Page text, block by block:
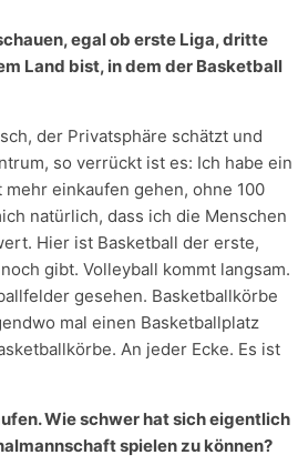
egal ob erste Liga, dritte
Land bist, in dem der Basketball
der Privatsphäre schätzt und
so verrückt ist es: Ich habe ein
einkaufen gehen, ohne 100
natürlich, dass ich die Menschen
Hier ist Basketball der erste,
gibt. Volleyball kommt langsam.
gesehen. Basketballkörbe
mal einen Basketballplatz
An jeder Ecke. Es ist
Wie schwer hat sich eigentlich
spielen zu können?